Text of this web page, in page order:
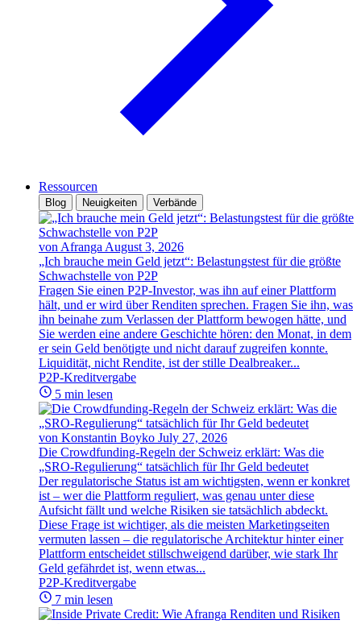
Ressourcen
Blog Neuigkeiten Verbände
von Afranga August 3, 2026
„Ich brauche mein Geld jetzt“: Belastungstest für die größte
Schwachstelle von P2P
Fragen Sie einen P2P-Investor, was ihn auf einer Plattform
hält, und er wird über Renditen sprechen. Fragen Sie ihn, was
ihn beinahe zum Verlassen der Plattform bewogen hätte, und
Sie werden eine andere Geschichte hören: den Monat, in dem
er sein Geld benötigte und nicht darauf zugreifen konnte.
Liquidität, nicht Rendite, ist der stille Dealbreaker...
P2P-Kreditvergabe
5 min lesen
von Konstantin Boyko July 27, 2026
Die Crowdfunding-Regeln der Schweiz erklärt: Was die
„SRO-Regulierung“ tatsächlich für Ihr Geld bedeutet
Der regulatorische Status ist am wichtigsten, wenn er konkret
ist – wer die Plattform reguliert, was genau unter diese
Aufsicht fällt und welche Risiken sie tatsächlich abdeckt.
Diese Frage ist wichtiger, als die meisten Marketingseiten
vermuten lassen – die regulatorische Architektur hinter einer
Plattform entscheidet stillschweigend darüber, wie stark Ihr
Geld gefährdet ist, wenn etwas...
P2P-Kreditvergabe
7 min lesen